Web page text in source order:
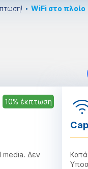
WiFi στο πλοίο
10% έκπτωση
media. Δεν